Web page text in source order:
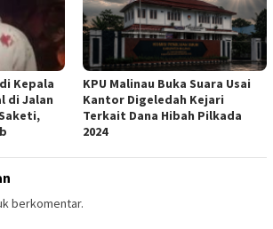
Kepala
di Jalan
KPU Malinau Buka Suara Usai
Kantor Digeledah Kejari
Terkait Dana Hibah Pilkada
2024
berkomentar.